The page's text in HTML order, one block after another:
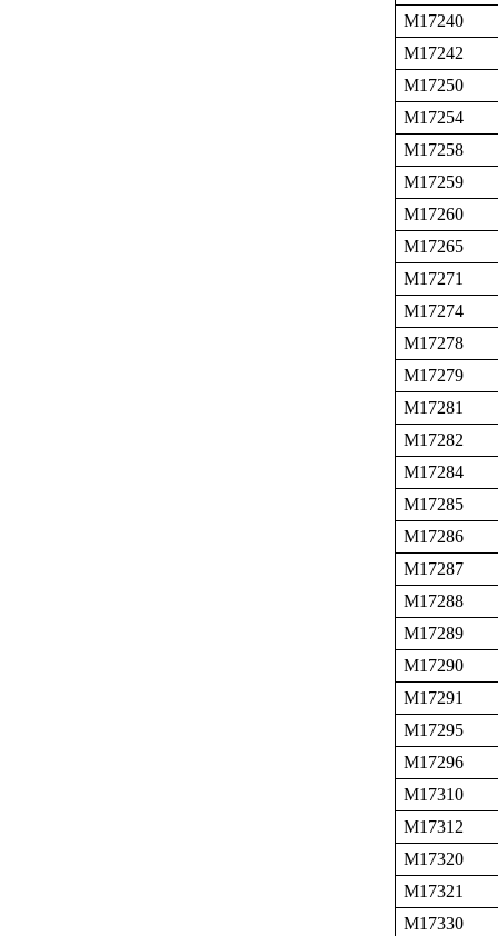
M17240
M17242
M17250
M17254
M17258
M17259
M17260
M17265
M17271
M17274
M17278
M17279
M17281
M17282
M17284
M17285
M17286
M17287
M17288
M17289
M17290
M17291
M17295
M17296
M17310
M17312
M17320
M17321
M17330